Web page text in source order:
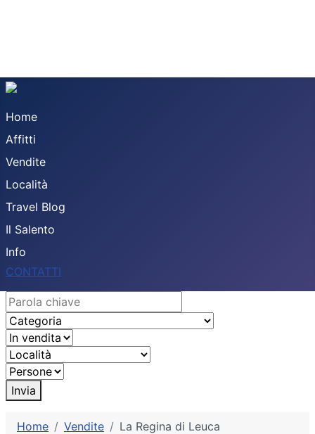
Home
Affitti
Vendite
Località
Travel Blog
Il Salento
Info
CONTATTI
Invia
Home Vendite
La Regina di Leuca